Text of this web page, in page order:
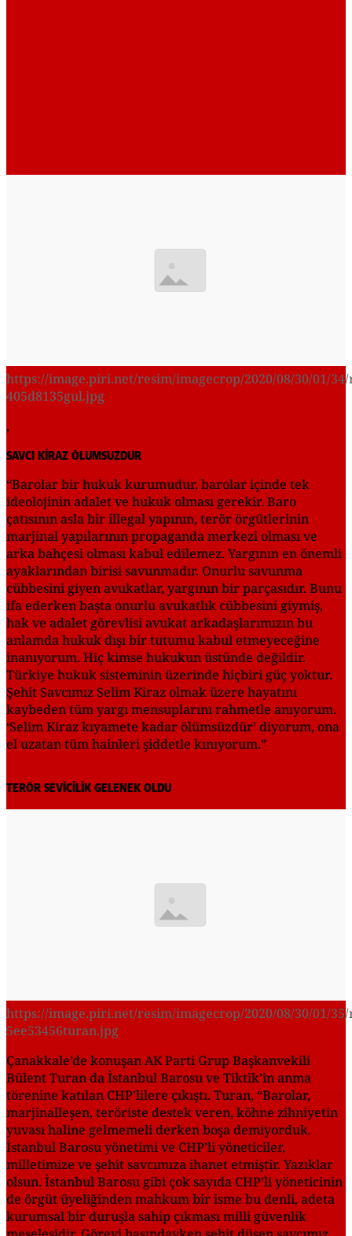
https://image.piri.net/resim/imagecrop/2020/08/30/01/34/
405d8135gul.jpg
,
SAVCI KİRAZ ÖLÜMSÜZDÜR
“Barolar bir hukuk kurumudur, barolar içinde tek
ideolojinin adalet ve hukuk olması gerekir. Baro
çatısının asla bir illegal yapının, terör örgütlerinin
marjinal yapılarının propaganda merkezi olması ve
arka bahçesi olması kabul edilemez. Yargının en önemli
ayaklarından birisi savunmadır. Onurlu savunma
cübbesini giyen avukatlar, yargının bir parçasıdır. Bunu
ifa ederken başta onurlu avukatlık cübbesini giymiş,
hak ve adalet görevlisi avukat arkadaşlarımızın bu
anlamda hukuk dışı bir tutumu kabul etmeyeceğine
inanıyorum. Hiç kimse hukukun üstünde değildir.
Türkiye hukuk sisteminin üzerinde hiçbiri güç yoktur.
Şehit Savcımız Selim Kiraz olmak üzere hayatını
kaybeden tüm yargı mensuplarını rahmetle anıyorum.
‘Selim Kiraz kıyamete kadar ölümsüzdür’ diyorum, ona
el uzatan tüm hainleri şiddetle kınıyorum.”
TERÖR SEVİCİLİK GELENEK OLDU
https://image.piri.net/resim/imagecrop/2020/08/30/01/35/
5ee53456turan.jpg
Çanakkale’de konuşan AK Parti Grup Başkanvekili
Bülent Turan da İstanbul Barosu ve Tiktik’in anma
törenine katılan CHP’lilere çıkıştı. Turan, “Barolar,
marjinalleşen, teröriste destek veren, köhne zihniyetin
yuvası haline gelmemeli derken boşa demiyorduk.
İstanbul Barosu yönetimi ve CHP’li yöneticiler,
milletimize ve şehit savcımıza ihanet etmiştir. Yazıklar
olsun. İstanbul Barosu gibi çok sayıda CHP’li yöneticinin
de örgüt üyeliğinden mahkum bir isme bu denli, adeta
kurumsal bir duruşla sahip çıkması milli güvenlik